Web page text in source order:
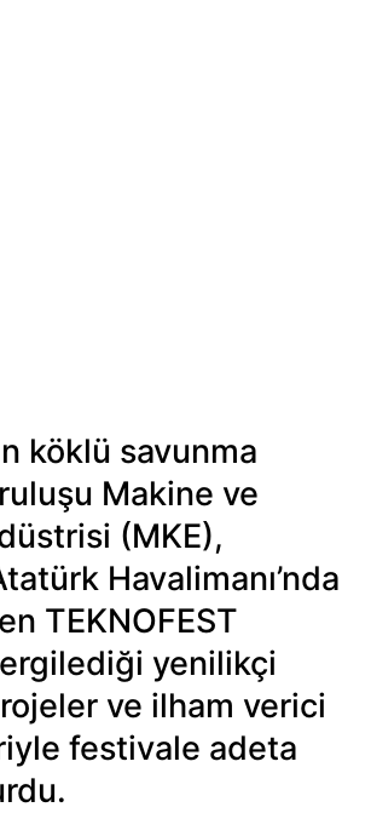
köklü savunma
Makine ve
(MKE),
Havalimanı’nda
TEKNOFEST
yenilikçi
ve ilham verici
festivale adeta